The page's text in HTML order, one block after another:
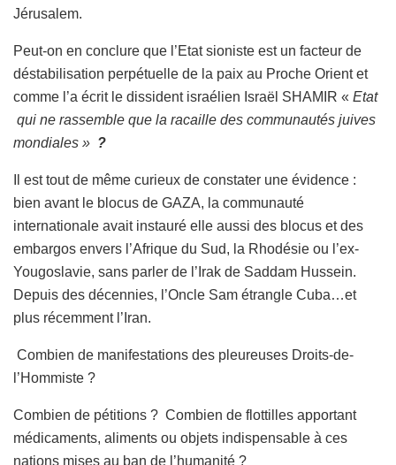
Jérusalem.
Peut-on en conclure que l’Etat sioniste est un facteur de
déstabilisation perpétuelle de la paix au Proche Orient et
comme l’a écrit le dissident israélien Israël SHAMIR « Etat
qui ne rassemble que la racaille des communautés juives
mondiales » ?
Il est tout de même curieux de constater une évidence :
bien avant le blocus de GAZA, la communauté
internationale avait instauré elle aussi des blocus et des
embargos envers l’Afrique du Sud, la Rhodésie ou l’ex-
Yougoslavie, sans parler de l’Irak de Saddam Hussein.
Depuis des décennies, l’Oncle Sam étrangle Cuba…et
plus récemment l’Iran.
Combien de manifestations des pleureuses Droits-de-
l’Hommiste ?
Combien de pétitions ? Combien de flottilles apportant
médicaments, aliments ou objets indispensable à ces
nations mises au ban de l’humanité ?